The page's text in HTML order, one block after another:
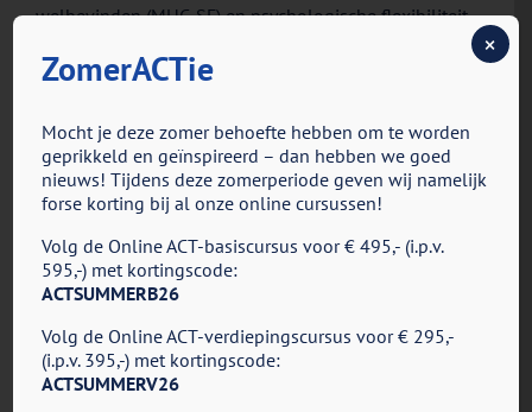
welbevinden (MHC-SF) en psychologische flexibiliteit
– Eenzaamheid bleek een voorspellend effect op een
toename van depressie, angst en stress.
– Eenzaamheid bleek een negatief effect te hebben
op het emotionele, psychologische en sociale welzijn
van de deelnemers.
– Psychologische flexibiliteit speelt een belangrijke
rol in hoe mensen met eenzaamheid omgingen. In het
momentengecommitteerde actie te ondernemen een
reducerend effect op de relatie tussen eenzaamheid
ZomerACTie
Mocht je deze zomer behoefte hebben om te worden
geprikkeld en geïnspireerd – dan hebben we goed
nieuws! Tijdens deze zomerperiode geven wij namelijk
forse korting bij al onze online cursussen!
Volg de Online ACT-basiscursus voor € 495,- (i.p.v.
595,-) met kortingscode:
ACTSUMMERB26
Volg de Online ACT-verdiepingscursus voor € 295,-
(i.p.v. 395,-) met kortingscode:
ACTSUMMERV26
×